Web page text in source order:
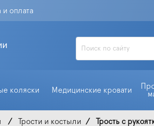
и оплата
коляски Медицинские кровати
Трости и костыли Трость с